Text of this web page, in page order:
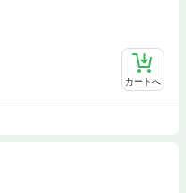
カートへ